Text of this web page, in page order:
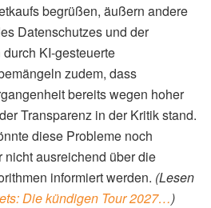
begrüßen, äußern andere
Datenschutzes und der
KI-gesteuerte
zudem, dass
bereits wegen hoher
Transparenz in der Kritik stand.
diese Probleme noch
nicht ausreichend über die
informiert werden. (Lesen
Die kündigen Tour 2027…)